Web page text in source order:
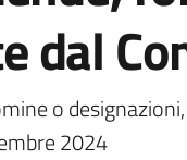
dal
o
2024